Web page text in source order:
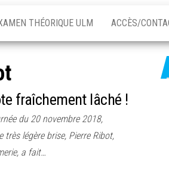
THÉORIQUE ULM ACCÈS/
fraîchement lâché !
du 20 novembre 2018,
très légère brise, Pierre Ribot,
a fait…